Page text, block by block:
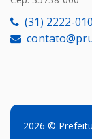
(31) 2222-
2026 ©